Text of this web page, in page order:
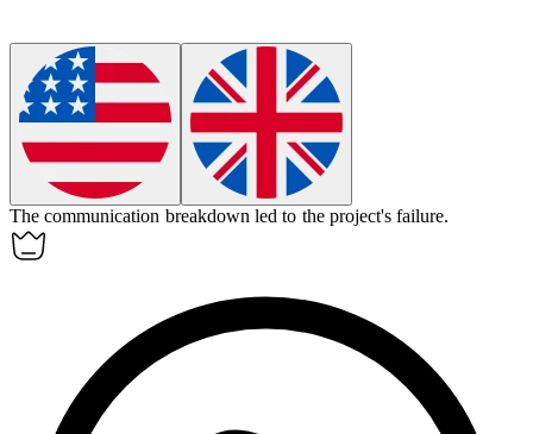
The communication breakdown led to the project's failure.